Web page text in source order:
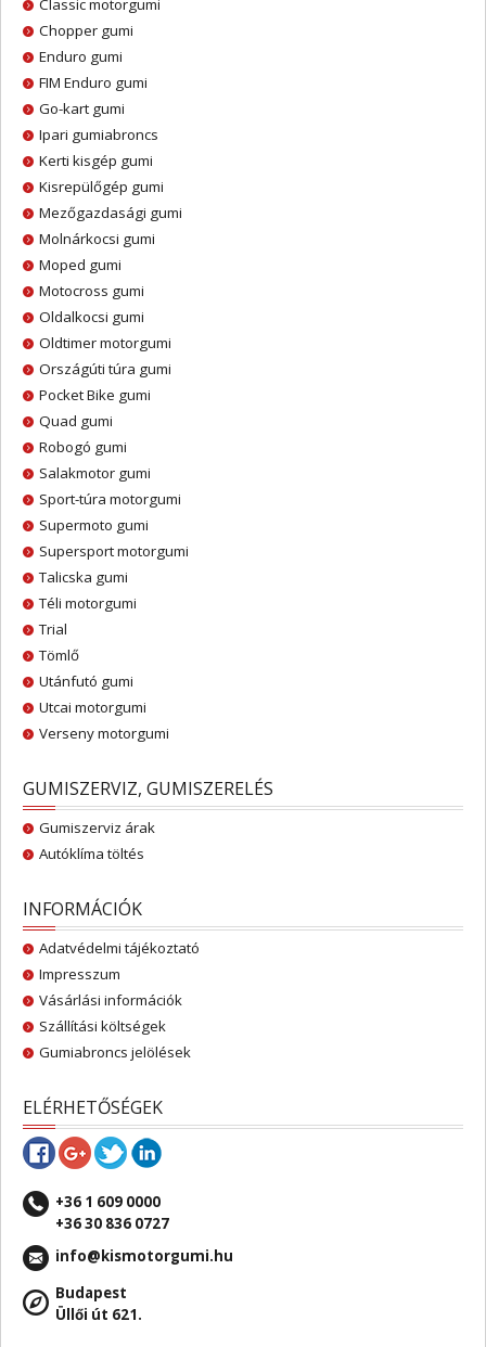
Classic motorgumi
Chopper gumi
Enduro gumi
FIM Enduro gumi
Go-kart gumi
Ipari gumiabroncs
Kerti kisgép gumi
Kisrepülőgép gumi
Mezőgazdasági gumi
Molnárkocsi gumi
Moped gumi
Motocross gumi
Oldalkocsi gumi
Oldtimer motorgumi
Országúti túra gumi
Pocket Bike gumi
Quad gumi
Robogó gumi
Salakmotor gumi
Sport-túra motorgumi
Supermoto gumi
Supersport motorgumi
Talicska gumi
Téli motorgumi
Trial
Tömlő
Utánfutó gumi
Utcai motorgumi
Verseny motorgumi
GUMISZERVIZ, GUMISZERELÉS
Gumiszerviz árak
Autóklíma töltés
INFORMÁCIÓK
Adatvédelmi tájékoztató
Impresszum
Vásárlási információk
Szállítási költségek
Gumiabroncs jelölések
ELÉRHETŐSÉGEK
+36 1 609 0000
+36 30 836 0727
info@kismotorgumi.hu
Budapest
Üllői út 621.